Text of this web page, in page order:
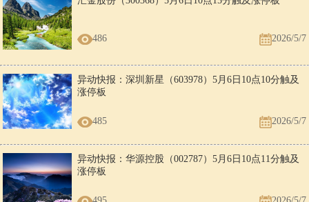
486 2026/5/7
异动快报：深圳新星（603978）5月6日10点10分触及
涨停板
485 2026/5/7
异动快报：华源控股（002787）5月6日10点11分触及
涨停板